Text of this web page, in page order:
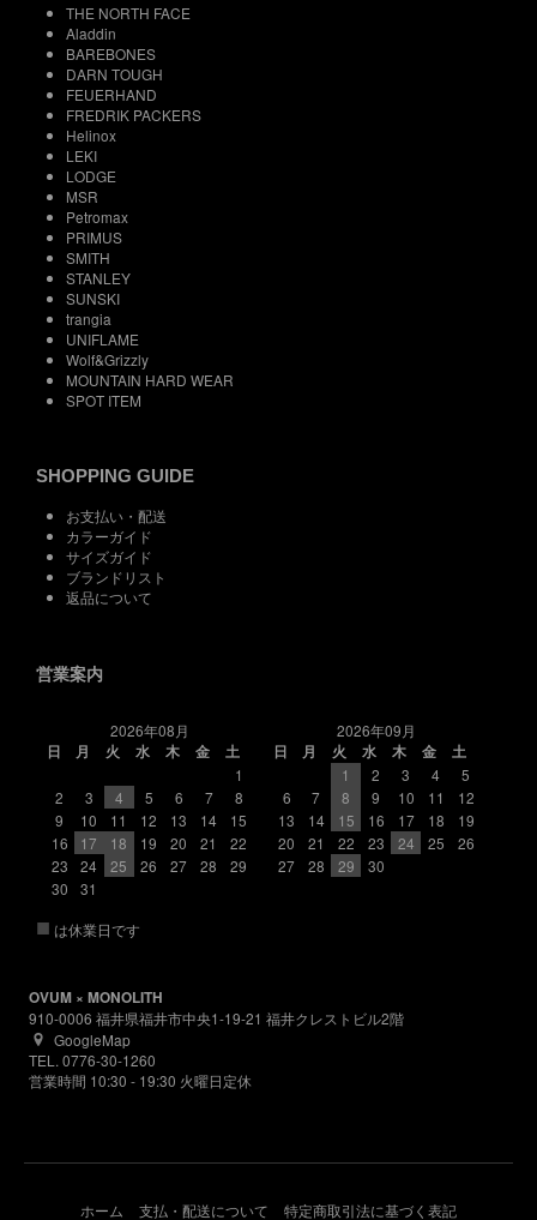
THE NORTH FACE
Aladdin
BAREBONES
DARN TOUGH
FEUERHAND
FREDRIK PACKERS
Helinox
LEKI
LODGE
MSR
Petromax
PRIMUS
SMITH
STANLEY
SUNSKI
trangia
UNIFLAME
Wolf&Grizzly
MOUNTAIN HARD WEAR
SPOT ITEM
SHOPPING GUIDE
お支払い・配送
カラーガイド
サイズガイド
ブランドリスト
返品について
営業案内
2026年08月
日
月 火 水 木 金
土
1
2
3 4 5 6 7
8
9
10 11 12 13 14
15
16
17 18 19 20 21
22
23
24 25 26 27 28
29
30
31
2026年09月
日
月 火 水 木 金
土
1
2 3 4
5
6
7 8 9 10 11
12
13
14 15 16 17 18
19
20
21 22 23 24 25
26
27
28 29 30
■ は休業日です
OVUM × MONOLITH
910-0006 福井県福井市中央1-19-21 福井クレストビル2階
GoogleMap
TEL. 0776-30-1260
営業時間 10:30 - 19:30 火曜日定休
ホーム 支払・配送について
特定商取引法に基づく表記